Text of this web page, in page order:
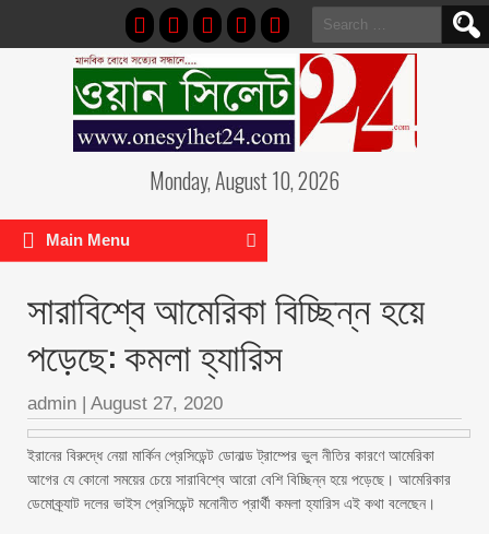
Search
for:
Monday, August 10, 2026
Main Menu
সারাবিশ্বে আমেরিকা বিচ্ছিন্ন হয়ে
পড়েছে: কমলা হ্যারিস
admin | August 27, 2020
ইরানের বিরুদ্ধে নেয়া মার্কিন প্রেসিডেন্ট ডোনাল্ড ট্রাম্পের ভুল নীতির কারণে আমেরিকা
আগের যে কোনো সময়ের চেয়ে সারাবিশ্বে আরো বেশি বিচ্ছিন্ন হয়ে পড়েছে। আমেরিকার
ডেমোক্র্যাট দলের ভাইস প্রেসিডেন্ট মনোনীত প্রার্থী কমলা হ্যারিস এই কথা বলেছেন।